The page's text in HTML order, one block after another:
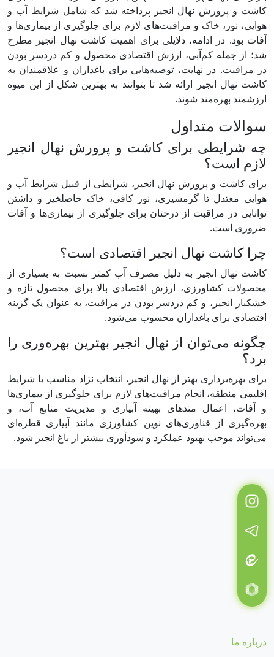
کاشت و پرورش نهال انجیر پرداخته شد که شامل شرایط آب و
هوایی، نور، خاک و مراقبت‌های لازم برای جلوگیری از بیماری‌ها و
آفات بود. در ادامه، دلایلی برای اهمیت کاشت نهال انجیر مطرح
شد؛ از جمله کم‌آبی، ارزش اقتصادی محصول و کم دردسر بودن
در مراقبت. در نهایت، توصیه‌هایی برای باغداران و علاقمندان به
کاشت نهال انجیر ارائه شد تا بتوانند به بهترین شکل از این میوه
ارزشمند بهره‌مند شوند.
سوالات متداول
چه شرایطی برای کاشت و پرورش نهال انجیر
لازم است؟
برای کاشت و پرورش نهال انجیر، شرایطی از قبیل شرایط آب و
هوایی معتدل تا گرمسیری، نور کافی، خاک حاصلخیز و داشتن
توانایی در مراقبت از درختان برای جلوگیری از بیماری‌ها و آفات
ضروری است.
چرا کاشت نهال انجیر اقتصادی است؟
کاشت نهال انجیر به دلیل مصرف آب کمتر نسبت به بسیاری از
محصولات کشاورزی، ارزش اقتصادی بالا برای محصول تازه و
خشکبار انجیر، و کم دردسر بودن در مراقبت، به عنوان یک گزینه
اقتصادی برای باغداران محسوب می‌شود.
چگونه می‌توان از نهال انجیر بهترین بهره‌وری را
برد؟
برای بهره‌برداری بهتر از نهال انجیر، انتخاب نژاد مناسب با شرایط
اقلیمی منطقه، انجام مراقبت‌های لازم برای جلوگیری از بیماری‌ها
و آفات، اعمال متدهای بهینه آبیاری و مدیریت منابع آب، و
بهره‌گیری از فناوری‌های نوین کشاورزی مانند آبیاری قطره‌ای
می‌تواند موجب بهبود عملکرد و سودآوری بیشتر از باغ انجیر شود.
درباره ما